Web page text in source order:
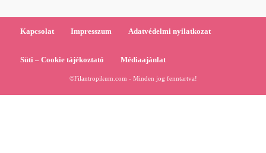
Kapcsolat Impresszum Adatvédelmi nyilatkozat
Süti – Cookie tájékoztató Médiaajánlat
©Filantropikum.com - Minden jog fenntartva!